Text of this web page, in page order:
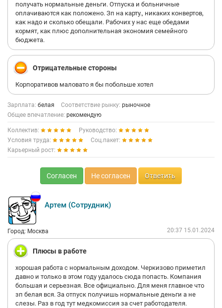
получать нормальные деньги. Отпуска и больничные
оплачиваются как положено. Зп на карту., никаких конвертов,
как надо и сколько обещали. Рабочих у нас еще обедами
кормят, как плюс дополнительная экономия семейного
бюджета.
Отрицательные стороны
Корпоративов маловато я бы побольше хотел
Зарплата: белая Соответствие рынку: рыночное
Общее впечатление: рекомендую
Коллектив:
Руководство:
Условия труда:
Соц.пакет:
Карьерный рост:
Согласен Не согласен Ответить
Артем (Сотрудник)
Город: Москва 20:37 15.01.2024
Плюсы в работе
хорошая работа с нормальным доходом. Черкизово приметил
давно и только в этом году удалось сюда попасть. Компания
большая и серьезная. Все официально. Для меня главное что
зп белая вся. За отпуск получишь нормальные деньги а не
слезы. Раз в год тут медкомиссия за счет работодателя.